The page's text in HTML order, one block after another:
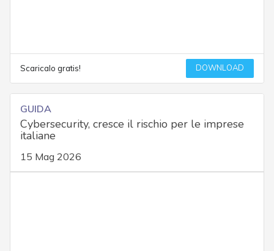
Scaricalo gratis! DOWNLOAD
GUIDA
Cybersecurity, cresce il rischio per le imprese
italiane
15 Mag 2026